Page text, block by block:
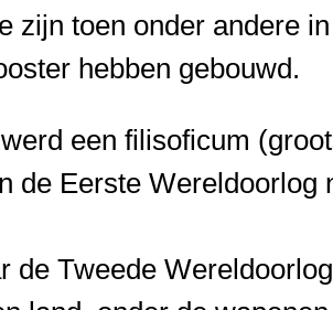
zijn toen onder andere
hebben gebouwd.
een filisoficum
de Eerste
de Tweede